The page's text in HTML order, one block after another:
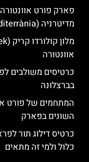
מדיטרניה (Mediterrània)
אוונטורה
כרטיסים משולבים
בברצלונה
השונים בפארק
כרטיס דילוג תור
כלול ולמי זה מתאים